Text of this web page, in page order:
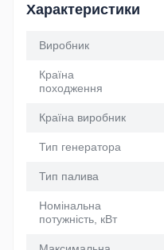
Характеристики
Виробник
Країна
походження
Країна виробник
Тип генератора
Тип палива
Номінальна
потужність, кВт